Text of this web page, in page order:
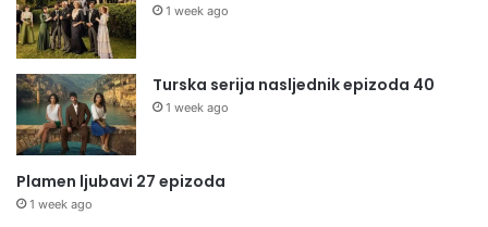
1 week ago
Turska serija nasljednik epizoda 40
1 week ago
Plamen ljubavi 27 epizoda
1 week ago